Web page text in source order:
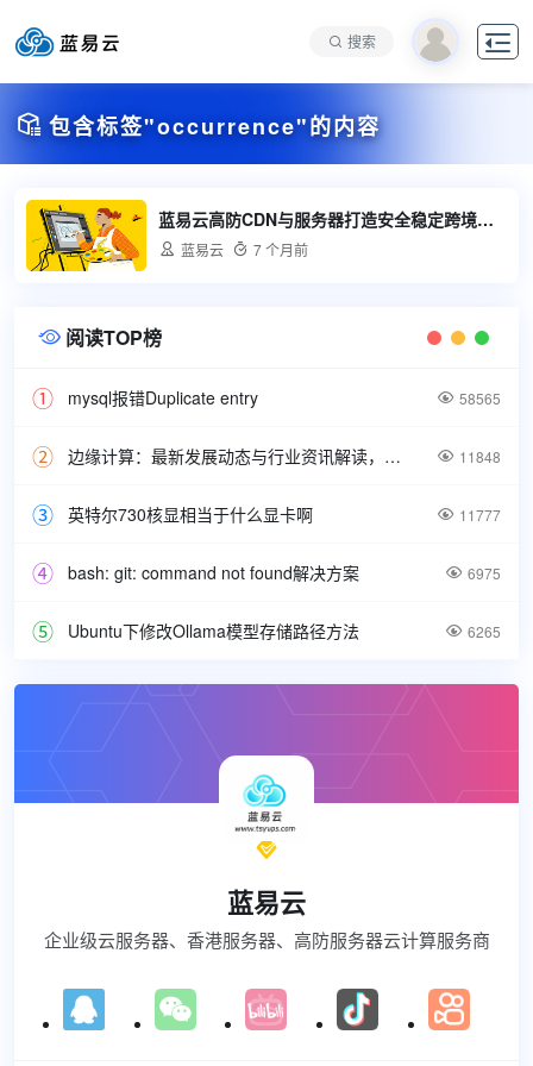
搜索 
 包含标签"occurrence"的内容
蓝易云高防CDN与服务器打造安全稳定跨境网络环境
 蓝易云  7 个月前
 阅读TOP榜
mysql报错Duplicate entry  58565
边缘计算：最新发展动态与行业资讯解读，洞悉技术前沿引领未来。  11848
英特尔730核显相当于什么显卡啊  11777
bash: git: command not found解决方案  6975
Ubuntu下修改Ollama模型存储路径方法  6265

蓝易云
企业级云服务器、香港服务器、高防服务器云计算服务商